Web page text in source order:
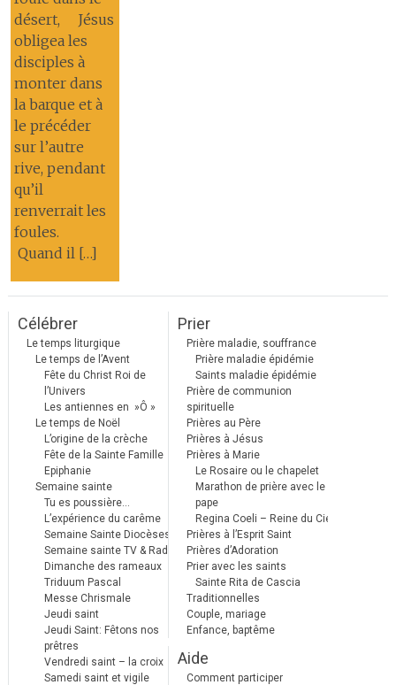
désert, Jésus
obligea les
disciples à
monter dans
la barque et à
le précéder
sur l’autre
rive, pendant
qu’il
renverrait les
foules.
Quand il […]
Célébrer
Le temps liturgique
Le temps de l’Avent
Fête du Christ Roi de
l’Univers
Les antiennes en »Ô »
Le temps de Noël
L’origine de la crèche
Fête de la Sainte Famille
Epiphanie
Semaine sainte
Tu es poussière…
L’expérience du carême
Semaine Sainte Diocèses
Semaine sainte TV & Radio
Dimanche des rameaux
Triduum Pascal
Messe Chrismale
Jeudi saint
Jeudi Saint: Fêtons nos
prêtres
Vendredi saint – la croix
Samedi saint et vigile
Prier
Prière maladie, souffrance
Prière maladie épidémie
Saints maladie épidémie
Prière de communion
spirituelle
Prières au Père
Prières à Jésus
Prières à Marie
Le Rosaire ou le chapelet
Marathon de prière avec le
pape
Regina Coeli – Reine du Ciel
Prières à l’Esprit Saint
Prières d’Adoration
Prier avec les saints
Sainte Rita de Cascia
Traditionnelles
Couple, mariage
Enfance, baptême
Aide
Comment participer